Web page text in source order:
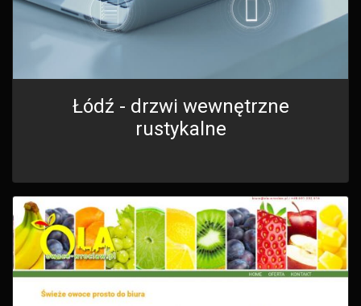
Łódź - drzwi wewnętrzne
rustykalne